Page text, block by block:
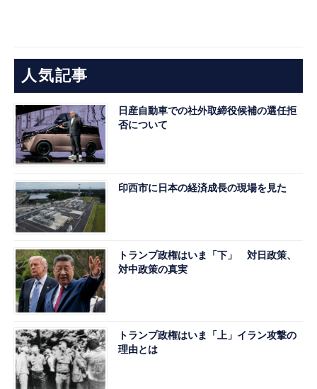
人気記事
日産自動車での社外取締役候補の選任拒
否について
印西市に日本の経済成長の現場を見た
トランプ政権はいま「下」 対日政策、
対中政策の真実
トランプ政権はいま「上」イラン攻撃の
理由とは